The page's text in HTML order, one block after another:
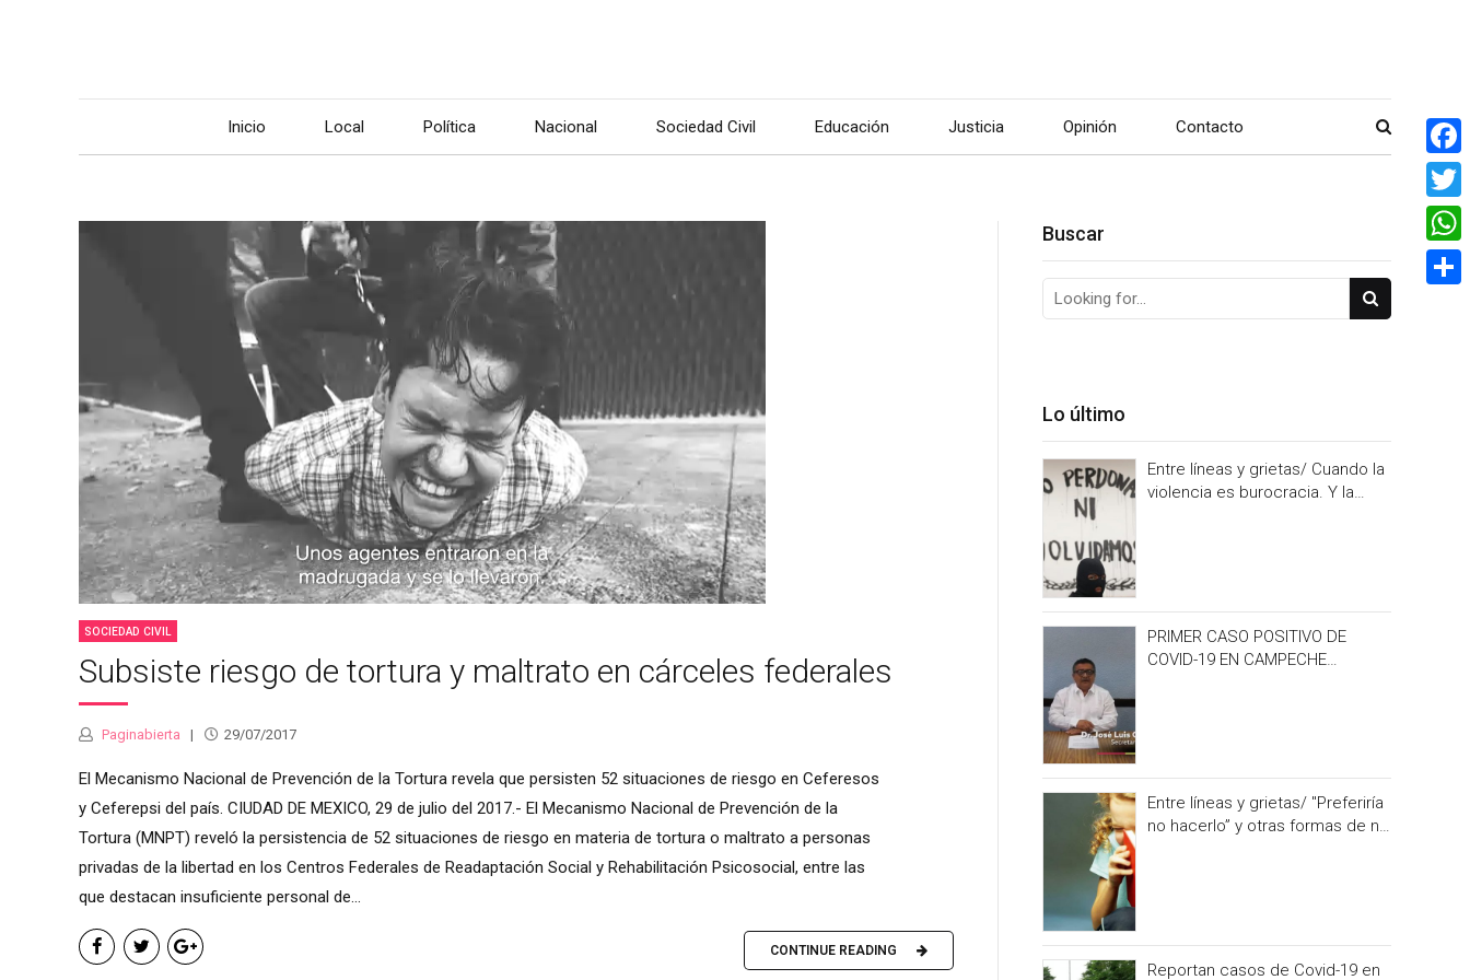
Inicio Local Política Nacional Sociedad Civil Educación Justicia Opinión Contacto
SOCIEDAD CIVIL
Subsiste riesgo de tortura y maltrato en cárceles federales
Paginabierta 29/07/2017
El Mecanismo Nacional de Prevención de la Tortura revela que persisten 52 situaciones de riesgo en Ceferesos
y Ceferepsi del país. CIUDAD DE MEXICO, 29 de julio del 2017.- El Mecanismo Nacional de Prevención de la
Tortura (MNPT) reveló la persistencia de 52 situaciones de riesgo en materia de tortura o maltrato a personas
privadas de la libertad en los Centros Federales de Readaptación Social y Rehabilitación Psicosocial, entre las
que destacan insuficiente personal de...
CONTINUE READING
Buscar
Lo último
Entre líneas y grietas/ Cuando la
violencia es burocracia. Y la
PRIMER CASO POSITIVO DE
COVID-19 EN CAMPECHE
Entre líneas y grietas/ "Preferiría
no hacerlo” y otras formas de no
Reportan casos de Covid-19 en